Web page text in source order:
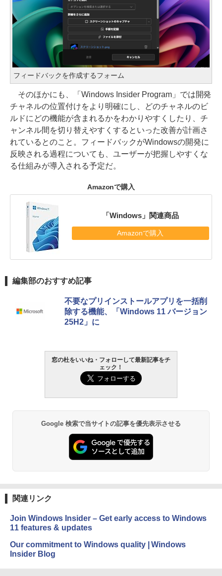
フィードバックを作成するフォーム
そのほかにも、「Windows Insider Program」では開発
チャネルの位置付けをより明確にし、どのチャネルのビ
ルドにどの機能が含まれるかをわかりやすくしたり、チ
ャンネル間を切り替えやすくするといった改善が計画さ
れているとのこと。フィードバックがWindowsの開発に
反映される過程についても、ユーザーが把握しやすくな
る仕組みが導入される予定だ。
Amazonで購入
「Windows」関連商品
Amazonで購入
編集部のおすすめ記事
不要なプリインストールアプリを一括削
除する機能、「Windows 11 バージョン
25H2」に
窓の杜をいいね・フォローして最新記事をチ
ェック！
Google 検索で当サイトの記事を優先表示させる
関連リンク
Join Windows Insider – Get early access to Windows
11 features & updates
Our commitment to Windows quality | Windows
Insider Blog